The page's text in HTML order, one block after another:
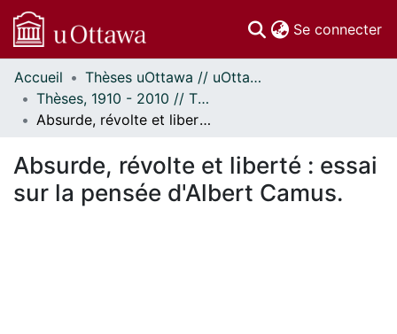
Se connecter
Communautés
et collections
Parcourir
À propos
Accueil
Thèses uOttawa // uOttawa Theses
Thèses, 1910 - 2010 // Theses, 1910 - 2010
Absurde, révolte et liberté : essai sur la pensée d'Albert Camus.
Absurde, révolte et liberté : essai
sur la pensée d'Albert Camus.